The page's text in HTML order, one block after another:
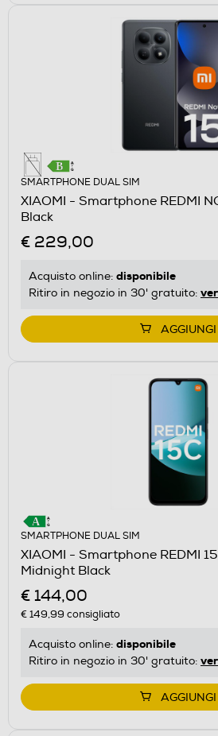
SMARTPHONE DUAL SIM
XIAOMI - Smartphone REDMI
Black
€ 229,00
Acquisto online: disponibile
Ritiro in negozio in 30' gratuito:
AGGIUNGI
SMARTPHONE DUAL SIM
XIAOMI - Smartphone REDMI
Midnight Black
€ 144,00
€ 149,99 consigliato
Acquisto online: disponibile
Ritiro in negozio in 30' gratuito:
AGGIUNGI